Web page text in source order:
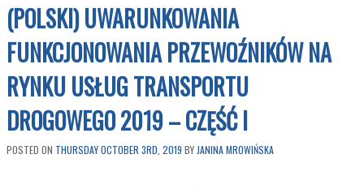
(POLSKI) UWARUNKOWANIA
FUNKCJONOWANIA PRZEWOŹNIKÓW NA
RYNKU USŁUG TRANSPORTU
DROGOWEGO 2019 – CZĘŚĆ I
POSTED ON THURSDAY OCTOBER 3RD, 2019 BY JANINA MROWIŃSKA